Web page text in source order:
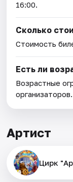
16:00.
Сколько
Стоимость
Есть ли
Возрастные
организаторов.
Артист
Цирк